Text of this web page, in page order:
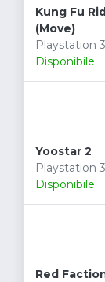
Kung Fu
(Move)
Playstation
Disponibile
Yoostar 2
Playstation
Disponibile
Red